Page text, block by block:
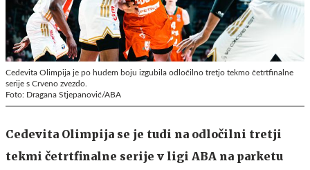
Cedevita Olimpija je po hudem boju izgubila odločilno tretjo tekmo četrtfinalne
serije s Crveno zvezdo.
Foto: Dragana Stjepanović/ABA
Cedevita Olimpija se je tudi na odločilni tretji
tekmi četrtfinalne serije v ligi ABA na parketu